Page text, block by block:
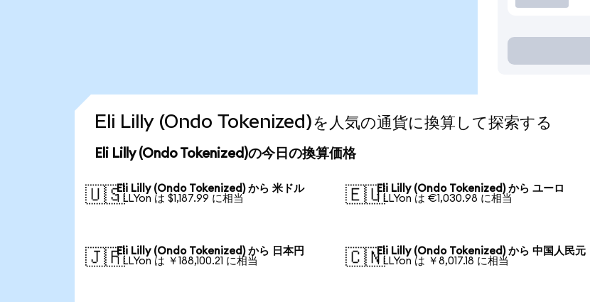
Eli Lilly (Ondo Tokenized)を人気の通貨に換算して探索する
Eli Lilly (Ondo Tokenized)の今日の換算価格
🇺🇸Eli Lilly (Ondo Tokenized) から 米ドル
1 LLYon は $1,187.99 に相当
🇪🇺Eli Lilly (Ondo Tokenized) から ユーロ
1 LLYon は €1,030.98 に相当
🇯🇵Eli Lilly (Ondo Tokenized) から 日本円
1 LLYon は ￥188,100.21 に相当
🇨🇳Eli Lilly (Ondo Tokenized) から 中国人民元
1 LLYon は ￥8,017.18 に相当